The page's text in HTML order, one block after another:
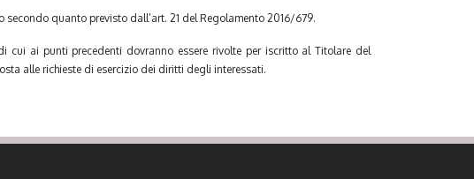
quanto previsto dall’art. 21 del Regolamento 2016/679.
cui ai punti precedenti dovranno essere rivolte per iscritto al Titolare del
alle richieste di esercizio dei diritti degli interessati.